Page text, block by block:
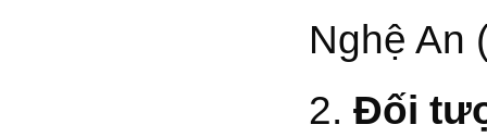
Nghệ An
2. Đối